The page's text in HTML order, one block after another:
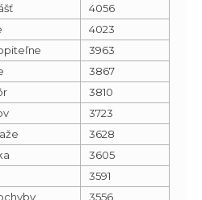
4056
4023
3963
3867
3810
3723
3628
3605
3591
3556